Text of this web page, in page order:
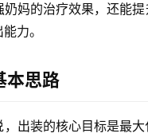
妈的治疗效果，还能
力。
本思路
，出装的核心目标是最